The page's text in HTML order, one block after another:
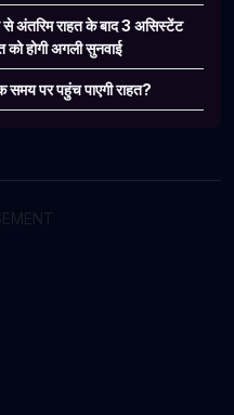
से अंतरिम राहत के बाद 3 असिस्टेंट
को होगी अगली सुनवाई
समय पर पहुंच पाएगी राहत?